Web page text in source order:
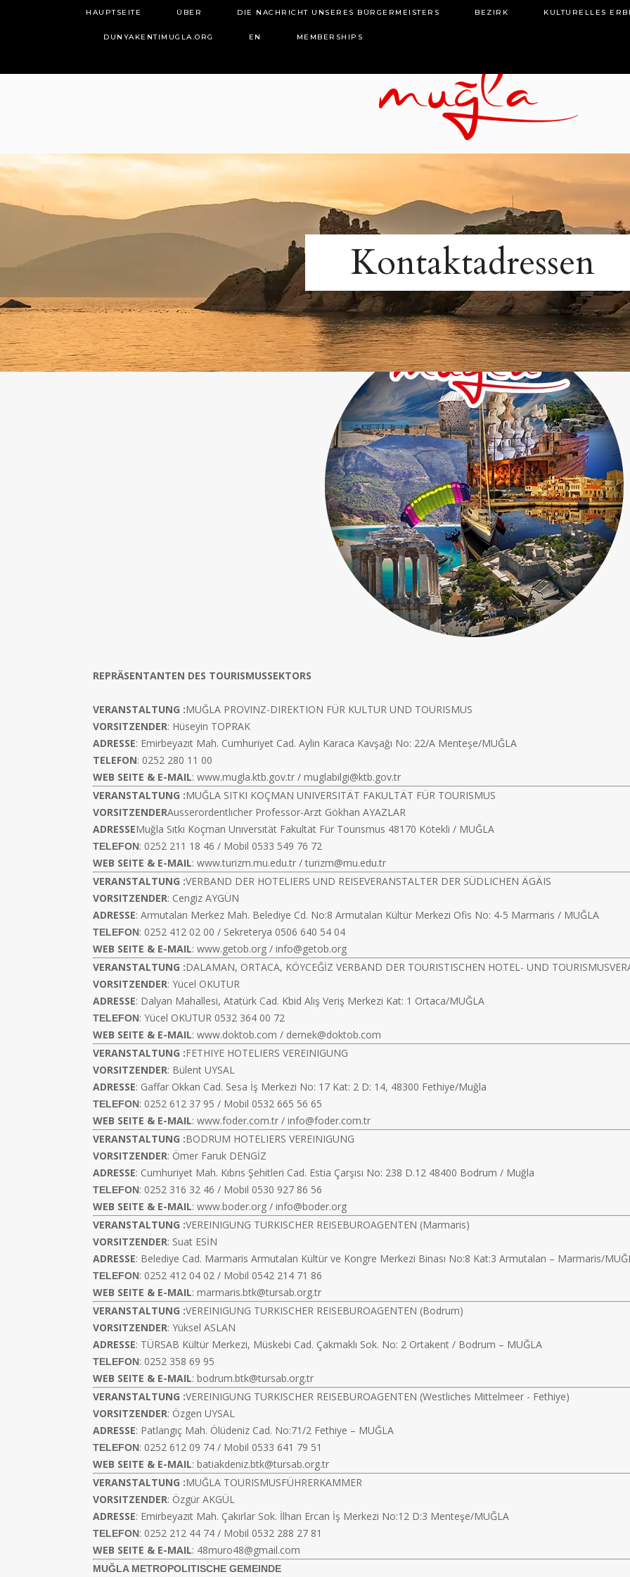
HAUPTSEITE ÜBER DIE NACHRICHT UNSERES BÜRGERMEISTERS BEZIRK KULTURELLES
DUNYAKENTIMUGLA.ORG EN MEMBERSHIPS
Kontaktadressen
REPRÄSENTANTEN DES TOURISMUSSEKTORS
VERANSTALTUNG :MUĞLA PROVINZ-DIREKTION FÜR KULTUR UND TOURISMUS
VORSITZENDER: Hüseyin TOPRAK
ADRESSE: Emirbeyazıt Mah. Cumhuriyet Cad. Aylin Karaca Kavşağı No: 22/A Menteşe/MUĞLA
TELEFON: 0252 280 11 00
WEB SEITE & E-MAIL: www.mugla.ktb.gov.tr / muglabilgi@ktb.gov.tr
VERANSTALTUNG :MUĞLA SITKI KOÇMAN UNIVERSITÄT FAKULTÄT FÜR TOURISMUS
VORSITZENDERAusserordentlıcher Professor-Arzt Gökhan AYAZLAR
ADRESSEMuğla Sıtkı Koçman Unıversıtät Fakultät Für Tourısmus 48170 Kötekli / MUĞLA
TELEFON: 0252 211 18 46 / Mobil 0533 549 76 72
WEB SEITE & E-MAIL: www.turizm.mu.edu.tr / turizm@mu.edu.tr
VERANSTALTUNG :VERBAND DER HOTELIERS UND REISEVERANSTALTER DER SÜDLICHEN ÄGÄIS
VORSITZENDER: Cengiz AYGÜN
ADRESSE: Armutalan Merkez Mah. Belediye Cd. No:8 Armutalan Kültür Merkezi Ofis No: 4-5 Marmaris / MUĞLA
TELEFON: 0252 412 02 00 / Sekreterya 0506 640 54 04
WEB SEITE & E-MAIL: www.getob.org / info@getob.org
VERANSTALTUNG :DALAMAN, ORTACA, KÖYCEĞİZ VERBAND DER TOURISTISCHEN HOTEL- UND
VORSITZENDER: Yücel OKUTUR
ADRESSE: Dalyan Mahallesi, Atatürk Cad. Kbid Alış Veriş Merkezi Kat: 1 Ortaca/MUĞLA
TELEFON: Yücel OKUTUR 0532 364 00 72
WEB SEITE & E-MAIL: www.doktob.com / dernek@doktob.com
VERANSTALTUNG :FETHIYE HOTELIERS VEREINIGUNG
VORSITZENDER: Bülent UYSAL
ADRESSE: Gaffar Okkan Cad. Sesa İş Merkezi No: 17 Kat: 2 D: 14, 48300 Fethiye/Muğla
TELEFON: 0252 612 37 95 / Mobil 0532 665 56 65
WEB SEITE & E-MAIL: www.foder.com.tr / info@foder.com.tr
VERANSTALTUNG :BODRUM HOTELIERS VEREINIGUNG
VORSITZENDER: Ömer Faruk DENGİZ
ADRESSE: Cumhuriyet Mah. Kıbrıs Şehitleri Cad. Estia Çarşısı No: 238 D.12 48400 Bodrum / Muğla
TELEFON: 0252 316 32 46 / Mobil 0530 927 86 56
WEB SEITE & E-MAIL: www.boder.org / info@boder.org
VERANSTALTUNG :VEREINIGUNG TURKISCHER REISEBUROAGENTEN (Marmaris)
VORSITZENDER: Suat ESİN
ADRESSE: Belediye Cad. Marmaris Armutalan Kültür ve Kongre Merkezi Binası No:8 Kat:3 Armutalan – Marmaris/
TELEFON: 0252 412 04 02 / Mobil 0542 214 71 86
WEB SEITE & E-MAIL: marmaris.btk@tursab.org.tr
VERANSTALTUNG :VEREINIGUNG TURKISCHER REISEBUROAGENTEN (Bodrum)
VORSITZENDER: Yüksel ASLAN
ADRESSE: TÜRSAB Kültür Merkezi, Müskebi Cad. Çakmaklı Sok. No: 2 Ortakent / Bodrum – MUĞLA
TELEFON: 0252 358 69 95
WEB SEITE & E-MAIL: bodrum.btk@tursab.org.tr
VERANSTALTUNG :VEREINIGUNG TURKISCHER REISEBUROAGENTEN (Westliches Mittelmeer - Fethiye)
VORSITZENDER: Özgen UYSAL
ADRESSE: Patlangıç Mah. Ölüdeniz Cad. No:71/2 Fethiye – MUĞLA
TELEFON: 0252 612 09 74 / Mobil 0533 641 79 51
WEB SEITE & E-MAIL: batiakdeniz.btk@tursab.org.tr
VERANSTALTUNG :MUĞLA TOURISMUSFÜHRERKAMMER
VORSITZENDER: Özgür AKGÜL
ADRESSE: Emirbeyazıt Mah. Çakırlar Sok. İlhan Ercan İş Merkezi No:12 D:3 Menteşe/MUĞLA
TELEFON: 0252 212 44 74 / Mobil 0532 288 27 81
WEB SEITE & E-MAIL: 48muro48@gmail.com
MUĞLA METROPOLITISCHE GEMEINDE